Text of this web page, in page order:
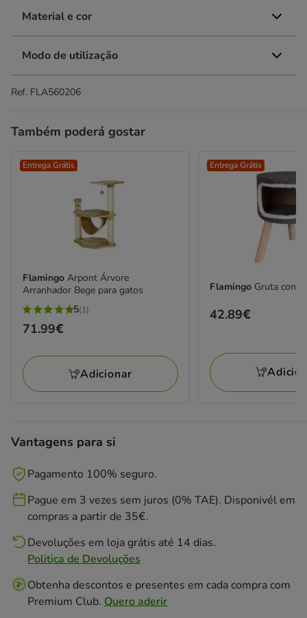
Material e cor
Modo de utilização
Ref. FLA560206
Também poderá gostar
Entrega Grátis
Flamingo Arpont Árvore
Arranhador Bege para gatos
5
estrelas
1
avaliações
5(1)
Preço
71.99€
Adicionar
Entrega Grátis
Flamingo Gruta con
Preço
42.89€
Vantagens para si
Pagamento 100% seguro.
Pague em 3 vezes sem juros (0% TAE). Disponivél em
compras a partir de 35€.
Devoluções em loja grátis até 14 dias.
Politica de Devoluções
Obtenha descontos e presentes em cada compra com
Premium Club. Quero aderir